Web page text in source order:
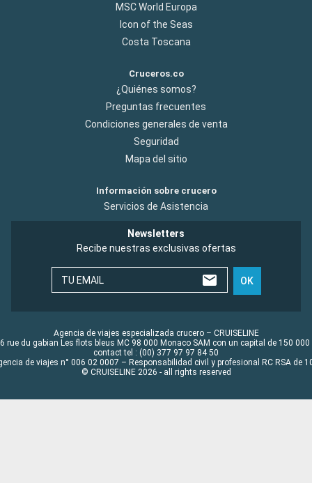
MSC World Europa
Icon of the Seas
Costa Toscana
Cruceros.co
¿Quiénes somos?
Preguntas frecuentes
Condiciones generales de venta
Seguridad
Mapa del sitio
Información sobre crucero
Servicios de Asistencia
Newsletters
Recibe nuestras exclusivas ofertas
TU EMAIL OK
Agencia de viajes especializada crucero – CRUISELINE
rue du gabian Les flots bleus MC 98 000 Monaco SAM con un capital de 150 000
contact tel : (00) 377 97 97 84 50
de viajes n° 006 02 0007 – Responsabilidad civil y profesional RC RSA de
© CRUISELINE 2026 - all rights reserved